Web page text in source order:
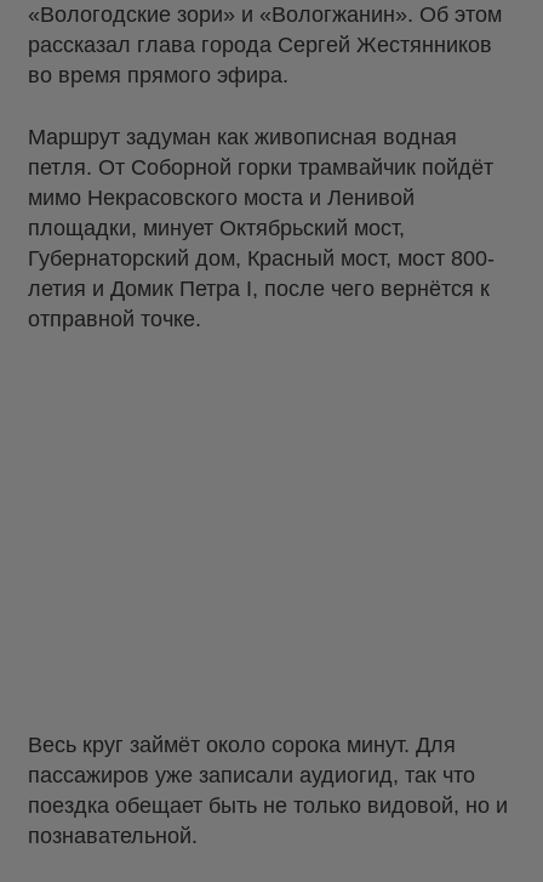
«Вологодские зори» и «Вологжанин». Об этом
рассказал глава города Сергей Жестянников
во время прямого эфира.
Маршрут задуман как живописная водная
петля. От Соборной горки трамвайчик пойдёт
мимо Некрасовского моста и Ленивой
площадки, минует Октябрьский мост,
Губернаторский дом, Красный мост, мост 800-
летия и Домик Петра I, после чего вернётся к
отправной точке.
Весь круг займёт около сорока минут. Для
пассажиров уже записали аудиогид, так что
поездка обещает быть не только видовой, но и
познавательной.